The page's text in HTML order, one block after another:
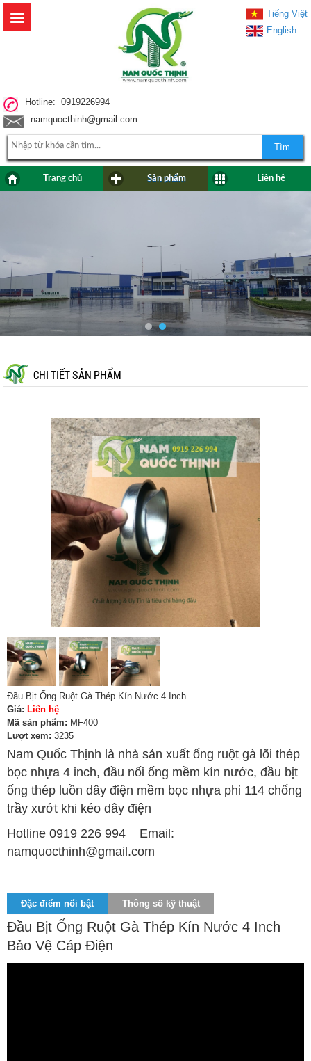
Hotline: 0919226994
namquocthinh@gmail.com
Tiếng Việt
English
Tìm
Trang chủ Sản phẩm Liên hệ
CHI TIẾT SẢN PHẨM
Đầu Bịt Ống Ruột Gà Thép Kín Nước 4 Inch
Giá: Liên hệ
Mã sản phẩm: MF400
Lượt xem: 3235
Nam Quốc Thịnh là nhà sản xuất ống ruột gà lõi thép
bọc nhựa 4 inch, đầu nối ống mềm kín nước, đầu bịt
ống thép luồn dây điện mềm bọc nhựa phi 114 chống
trầy xướt khi kéo dây điện
Hotline 0919 226 994 Email:
namquocthinh@gmail.com
Đặc điểm nổi bật Thông số kỹ thuật
Đầu Bịt Ống Ruột Gà Thép Kín Nước 4 Inch
Bảo Vệ Cáp Điện